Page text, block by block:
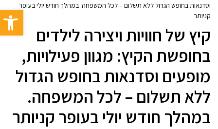
פתחוסדנאות בחופש הגדול ללא תשלום – לכל המשפחה. במהלך חודש יולי בעופר
קניותר
קיץ של חוויות ויצירה לילדים
בחופשת הקיץ: מגוון פעילויות,
מופעים וסדנאות בחופש הגדול
ללא תשלום – לכל המשפחה.
במהלך חודש יולי בעופר קניותר